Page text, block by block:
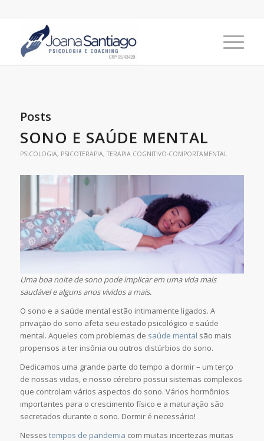
Posts
SONO E SAÚDE MENTAL
PSICOLOGIA, PSICOTERAPIA, TERAPIA COGNITIVO-COMPORTAMENTAL
Uma boa noite de sono pode implicar em uma vida mais
saudável e alguns anos vividos a mais.
O sono e a saúde mental estão intimamente ligados. A
privação do sono afeta seu estado psicológico e saúde
mental. Aqueles com problemas de saúde mental são mais
propensos a ter insônia ou outros distúrbios do sono.
Dedicamos uma grande parte do tempo a dormir – um terço
de nossas vidas, e nosso cérebro possui sistemas complexos
que controlam vários aspectos do sono. Vários hormônios
importantes para o crescimento físico e a maturação são
secretados durante o sono. Dormir é necessário!
Nesses tempos de pandemia com muitas incertezas muitas